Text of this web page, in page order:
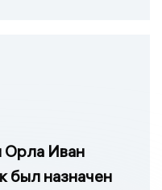
Орла Иван
был назначен